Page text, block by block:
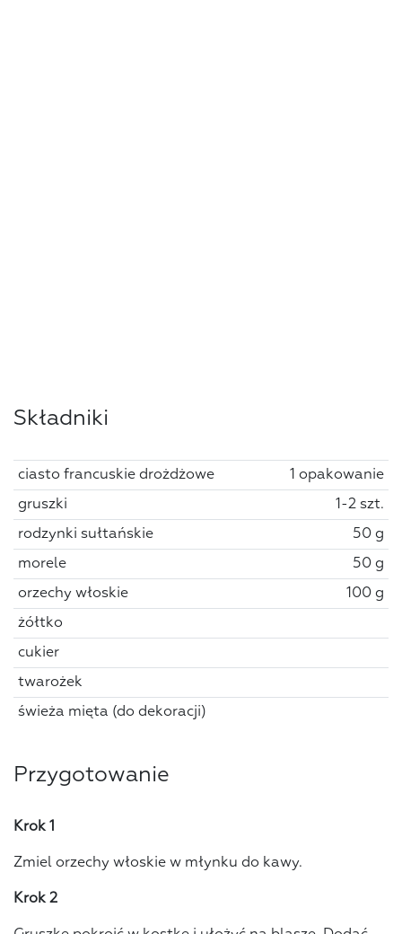
Składniki
ciasto francuskie drożdżowe 1 opakowanie
gruszki 1-2 szt.
rodzynki sułtańskie 50 g
morele 50 g
orzechy włoskie 100 g
żółtko
cukier
twarożek
świeża mięta (do dekoracji)
Przygotowanie
Krok 1
Zmiel orzechy włoskie w młynku do kawy.
Krok 2